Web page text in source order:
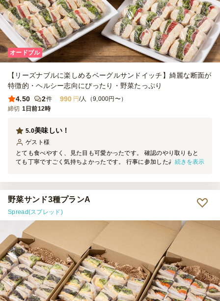
オードブル
【リーズナブルに楽しめるベーグルサンドイッチ】綺麗な断面が
特徴的・ヘルシー志向にぴったり・野菜たっぷり
4.50
2件 990 円/人（9,000円〜）
締切 1日前12時
美味しい！
5.0
ゲスト 様
とても食べやすく、見た目も可愛かったです。 確認のやり取りもと
ても丁寧ですごく気持ちよかったです。 行事に参加したみんなか
しくお願いします。
続きを表示
野菜サンド3種プランA
Spread(スプレッド)